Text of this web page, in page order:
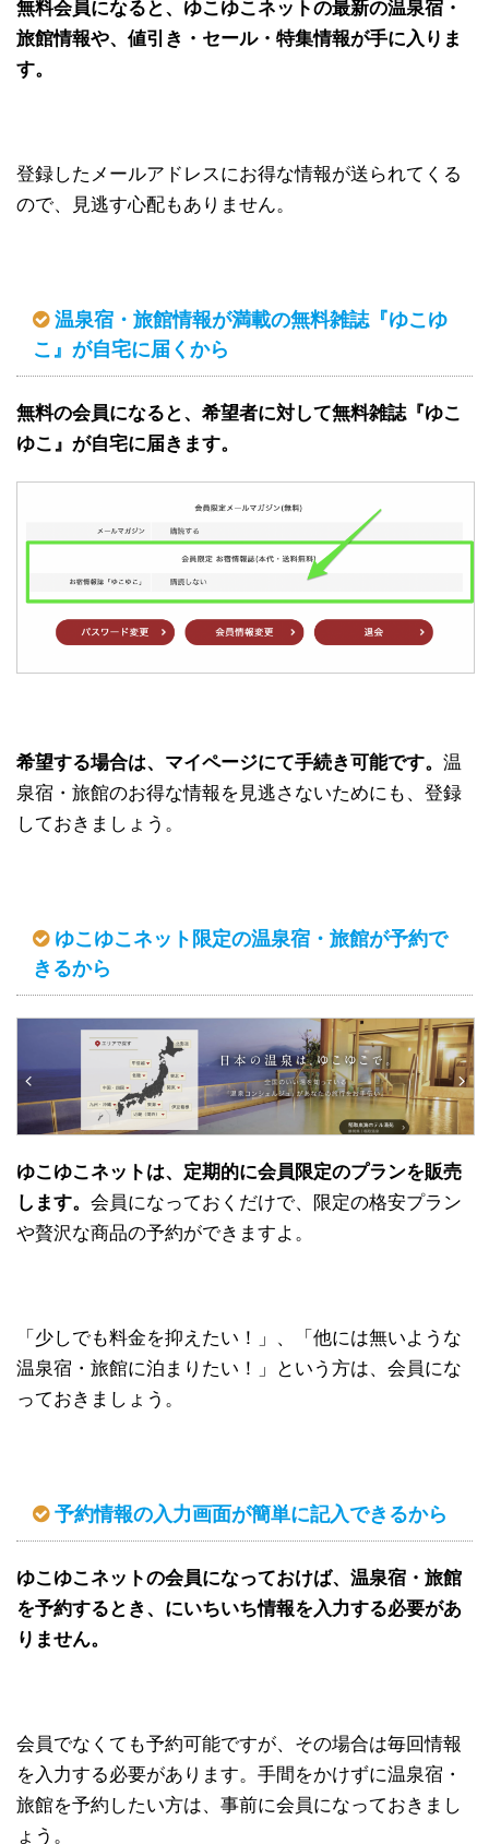
無料会員になると、ゆこゆこネットの最新の温泉宿・
旅館情報や、値引き・セール・特集情報が手に入りま
す。
登録したメールアドレスにお得な情報が送られてくる
ので、見逃す心配もありません。
温泉宿・旅館情報が満載の無料雑誌『ゆこゆ
こ』が自宅に届くから
無料の会員になると、希望者に対して無料雑誌『ゆこ
ゆこ』が自宅に届きます。
希望する場合は、マイページにて手続き可能です。 温
泉宿・旅館のお得な情報を見逃さないためにも、登録
しておきましょう。
ゆこゆこネット限定の温泉宿・旅館が予約で
きるから
ゆこゆこネットは、定期的に会員限定のプランを販売
します。 会員になっておくだけで、限定の格安プラン
や贅沢な商品の予約ができますよ。
「少しでも料金を抑えたい！」、「他には無いような
温泉宿・旅館に泊まりたい！」という方は、会員にな
っておきましょう。
予約情報の入力画面が簡単に記入できるから
ゆこゆこネットの会員になっておけば、温泉宿・旅館
を予約するとき、にいちいち情報を入力する必要があ
りません。
会員でなくても予約可能ですが、その場合は毎回情報
を入力する必要があります。手間をかけずに温泉宿・
旅館を予約したい方は、事前に会員になっておきまし
ょう。